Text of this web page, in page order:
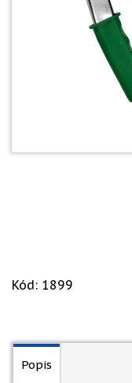
Kód: 1899
Popis